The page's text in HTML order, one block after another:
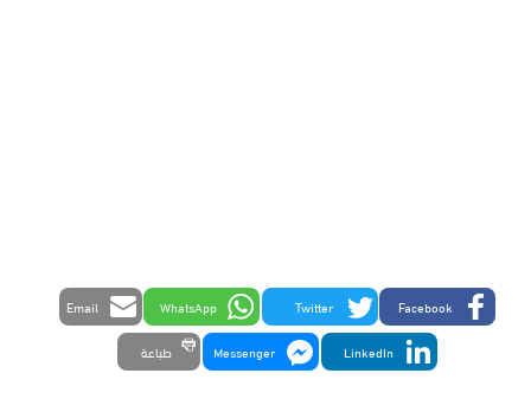
Facebook
Twitter
WhatsApp
Email
LinkedIn
Messenger طباعة